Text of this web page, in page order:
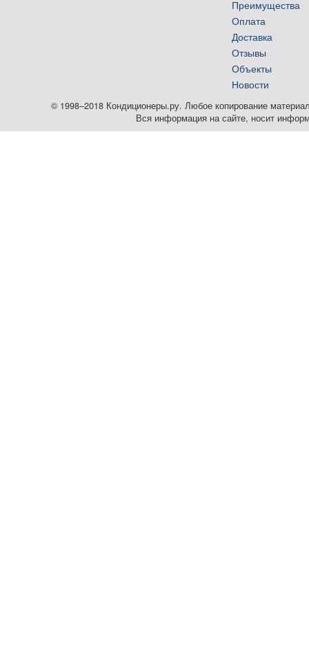
Преимущества
Оплата
Доставка
Отзывы
Объекты
Новости
© 1998–2018 Кондиционеры.ру. Любое копирование
Вся информация на сайте, носит